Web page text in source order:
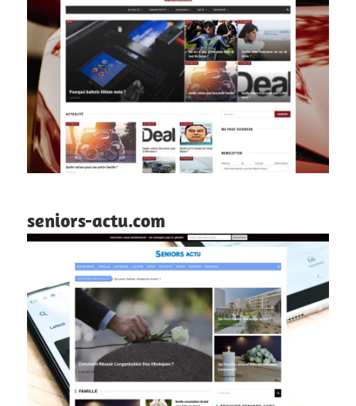
seniors-actu.com